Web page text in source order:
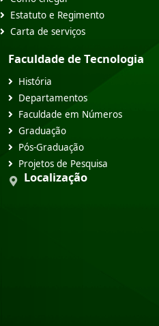
Estatuto e Regimento
Carta de serviços
Faculdade de Tecnologia
História
Departamentos
Faculdade em Números
Graduação
Pós-Graduação
Projetos de Pesquisa
Localização